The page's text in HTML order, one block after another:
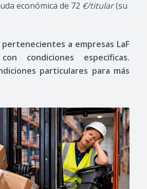
económica de 72 €/titular(su
a empresas LaF
condiciones específicas.
particulares para más